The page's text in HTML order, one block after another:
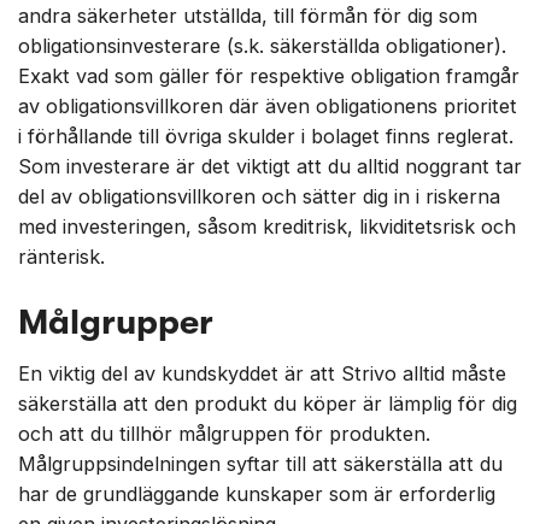
andra säkerheter utställda, till förmån för dig som
obligationsinvesterare (s.k. säkerställda obligationer).
Exakt vad som gäller för respektive obligation framgår
av obligationsvillkoren där även obligationens prioritet
i förhållande till övriga skulder i bolaget finns reglerat.
Som investerare är det viktigt att du alltid noggrant tar
del av obligationsvillkoren och sätter dig in i riskerna
med investeringen, såsom kreditrisk, likviditetsrisk och
ränterisk.
Målgrupper
En viktig del av kundskyddet är att Strivo alltid måste
säkerställa att den produkt du köper är lämplig för dig
och att du tillhör målgruppen för produkten.
Målgruppsindelningen syftar till att säkerställa att du
har de grundläggande kunskaper som är erforderlig